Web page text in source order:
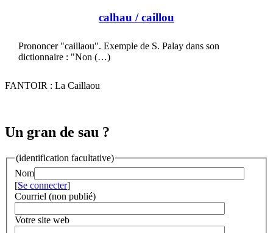
calhau / caillou
Prononcer "caillaou". Exemple de S. Palay dans son
dictionnaire : "Non (…)
FANTOIR : La Caillaou
Un gran de sau ?
(identification facultative)
Nom
[Se connecter]
Courriel (non publié)
Votre site web